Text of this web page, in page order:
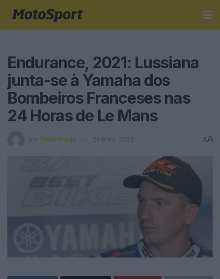
Endurance, 2021: Lussiana
junta-se à Yamaha dos
Bombeiros Franceses nas
24 Horas de Le Mans
por Paulo Araújo 26 Maio, 2021 AA